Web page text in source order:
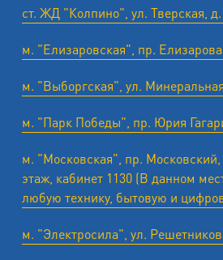
ст. ЖД "Колпино", ул. Тверская,
м. "Елизаровская", пр.
м. "Выборгская", ул.
м. "Парк Победы", пр. Юрия
м. "Московская", пр. Московский,
этаж, кабинет 1130 (В данном
любую технику, бытовую и
м. "Электросила", ул.